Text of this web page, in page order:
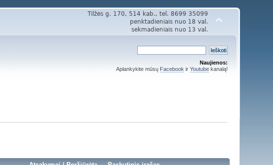
Tilžės g. 170, 514 kab., tel. 8699 35099
penktadieniais nuo 18 val.
sekmadieniais nuo 13 val.
Naujienos:
Aplankykite mūsų Facebook ir Youtubekanalą!